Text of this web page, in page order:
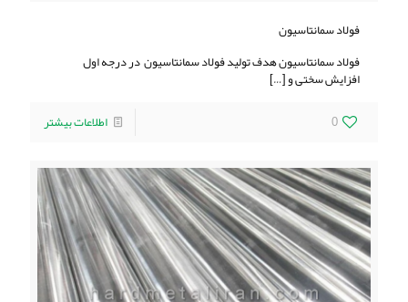
فولاد سمانتاسیون
فولاد سمانتاسیون هدف تولید فولاد سمانتاسیون در درجه اول
افزایش سختی و[…]
0
اطلاعات بیشتر